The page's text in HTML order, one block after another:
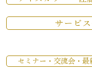
サービ
セミナー・交流会・最